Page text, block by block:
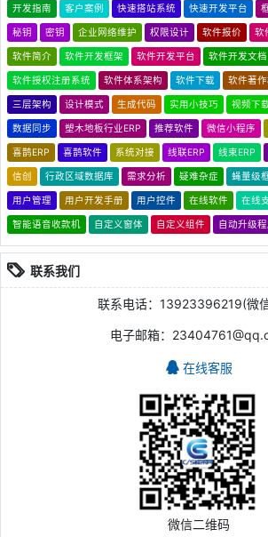
开发指南 客户案例 快速搭站系统 快速开发平台
秘钥 密钥 企业网络维护 权限设计 软件报价 软
软件简介 软件开发框架 软件开发平台 软件开发文档
软件授权注册系统 软件体系架构 软件下载 软件著
三层架构 设计模式 生成代码 实用小技巧 视频下
数据同步 塑木地板行业ERP 推荐软件 微信小程序
喜鹊ERP 喜鹊软件 系统对接 线联ERP 线束ERP
信创 行政区域数据库 需求分析 疑难杂症 蝇量级
用户管理 用户开发手册 用户控件 在线软件 在线
智能语音收款机 自定义窗体 自定义组件 自动升级
联系我们
联系电话：13923396219(微
电子邮箱：
在线客服
微信二维码